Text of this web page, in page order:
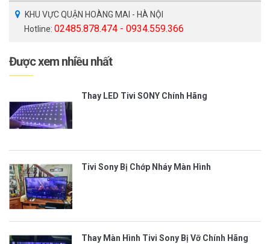
KHU VỰC QUẬN HOÀNG MAI - HÀ NỘI
Hotline: 02485.878.474 - 0934.559.366
Được xem nhiều nhất
Thay LED Tivi SONY Chính Hãng
Tivi Sony Bị Chớp Nháy Màn Hình
Thay Màn Hình Tivi Sony Bị Vỡ Chính Hãng